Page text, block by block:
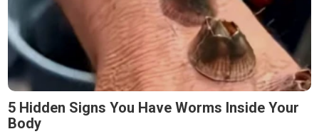
5 Hidden Signs You Have Worms Inside Your
Body